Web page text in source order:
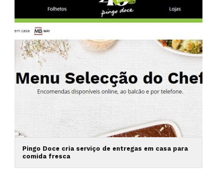
Pingo Doce cria serviço de entregas em casa para
comida fresca